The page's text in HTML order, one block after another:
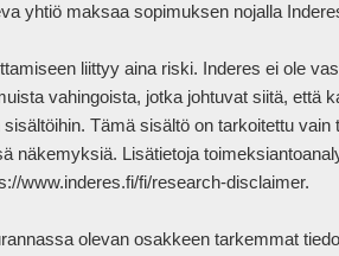
yhtiö maksaa sopimuksen nojalla
liittyy aina riski. Inderes ei ole
vahingoista, jotka johtuvat siitä, että
Tämä sisältö on tarkoitettu
näkemyksiä. Lisätietoja
www.inderes.fi/fi/research-disclaimer.
olevan osakkeen tarkemmat